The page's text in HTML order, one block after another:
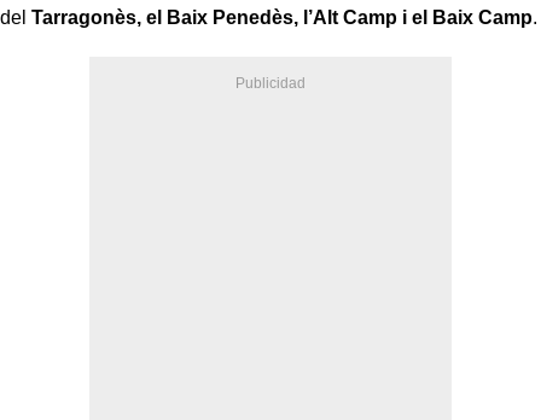
del Tarragonès, el Baix Penedès, l’Alt Camp i el Baix Camp.